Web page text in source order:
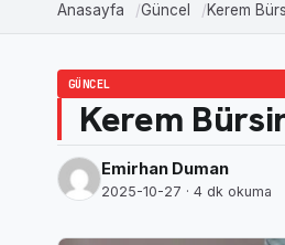
Anasayfa Güncel Kerem
GÜNCEL
Kerem
Emirhan Duman
2025-10-27 · 4 dk okuma